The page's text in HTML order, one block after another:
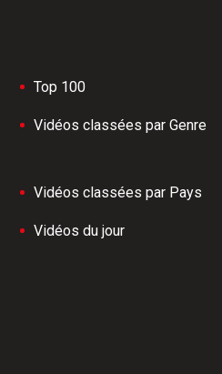
Top 100
Vidéos classées par Genre
Vidéos classées par Pays
Vidéos du jour